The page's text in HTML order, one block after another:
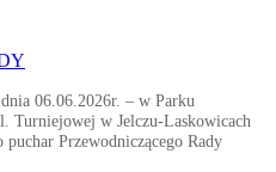
06.06.2026r. – w Parku
Turniejowej w Jelczu-Laskowicach
Przewodniczącego Rady